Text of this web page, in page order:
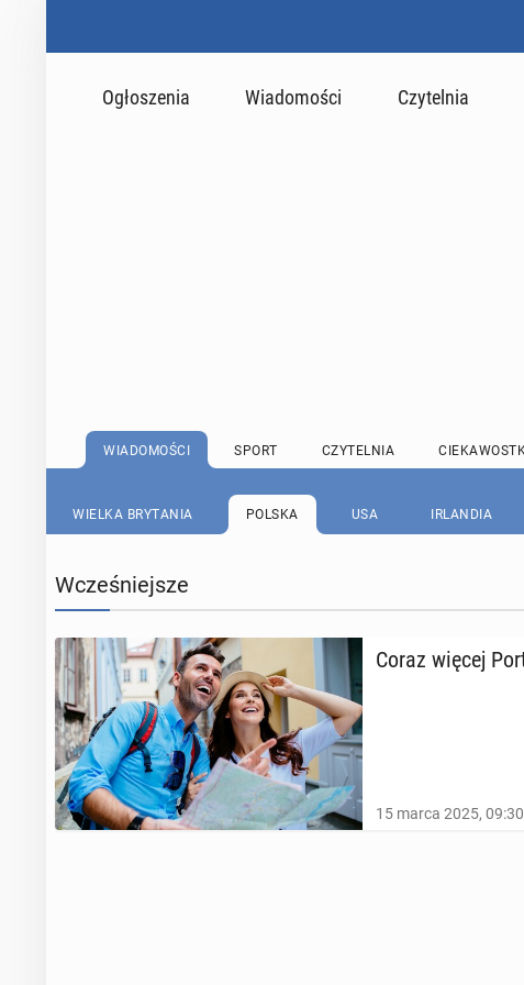
Ogłoszenia Wiadomości Czytelnia
WIADOMOŚCI SPORT CZYTELNIA
WIELKA BRYTANIA POLSKA USA IRLANDIA
Wcześniejsze
Coraz więcej
15 marca 2025, 09:30